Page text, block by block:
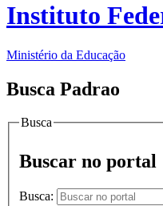
Instituto
Ministério da Educação
Busca Padrao
Busca
Buscar no portal
Busca: